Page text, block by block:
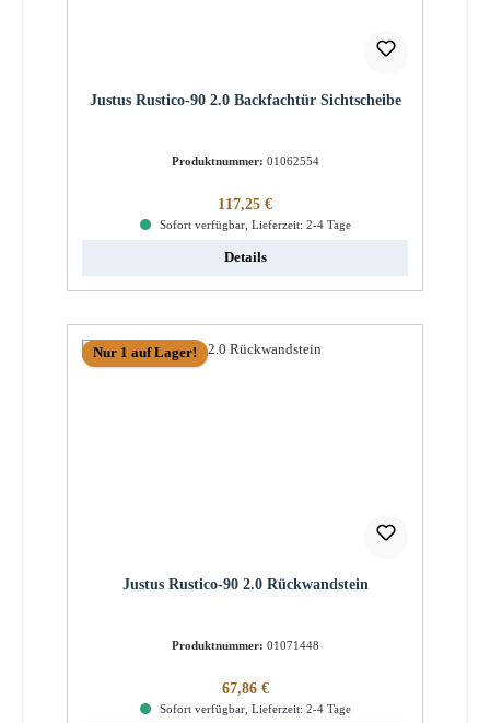
Justus Rustico-90 2.0 Backfachtür Sichtscheibe
Produktnummer: 01062554
Regulärer Preis:
117,25 €
Sofort verfügbar, Lieferzeit: 2-4 Tage
Details
Nur 1 auf Lager!
Justus Rustico-90 2.0 Rückwandstein
Produktnummer: 01071448
Regulärer Preis:
67,86 €
Sofort verfügbar, Lieferzeit: 2-4 Tage